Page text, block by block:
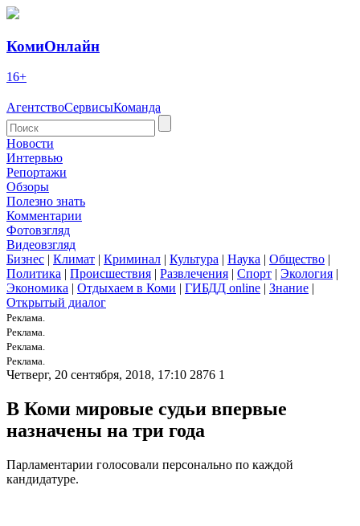
КомиОнлайн
16+
АгентствоСервисыКоманда
Новости
Интервью
Репортажи
Обзоры
Полезно знать
Комментарии
Фотовзгляд
Видеовзгляд
Бизнес | Климат | Криминал | Культура | Наука | Общество |
Политика | Происшествия | Развлечения | Спорт | Экология |
Экономика | Отдыхаем в Коми | ГИБДД online | Знание |
Открытый диалог
Реклама.
Реклама.
Реклама.
Реклама.
Четверг, 20 сентября, 2018, 17:10 2876 1
В Коми мировые судьи впервые
назначены на три года
Парламентарии голосовали персонально по каждой
кандидатуре.